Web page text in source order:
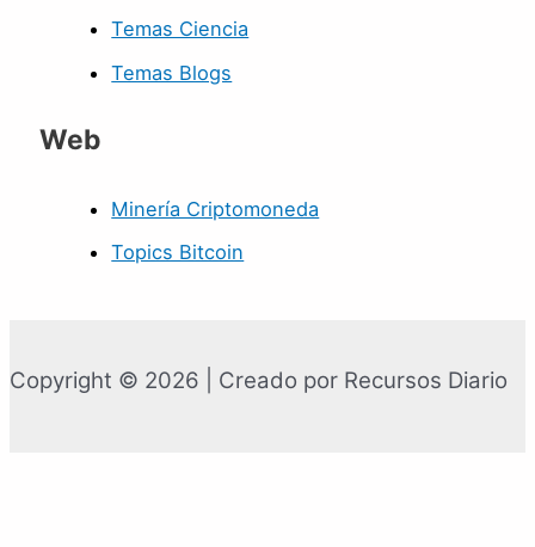
Temas Ciencia
Temas Blogs
Web
Minería Criptomoneda
Topics Bitcoin
Copyright © 2026 | Creado por Recursos Diario